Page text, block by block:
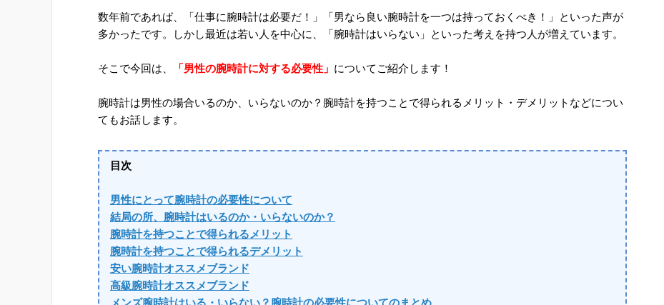
数年前であれば、「仕事に腕時計は必要だ！」「男なら良い腕時計を一つは持っておくべき！」といった声が
多かったです。しかし最近は若い人を中心に、「腕時計はいらない」といった考えを持つ人が増えています。
そこで今回は、 「男性の腕時計に対する必要性」 についてご紹介します！
腕時計は男性の場合いるのか、いらないのか？腕時計を持つことで得られるメリット・デメリットなどについ
てもお話します。
目次
男性にとって腕時計の必要性について
結局の所、腕時計はいるのか・いらないのか？
腕時計を持つことで得られるメリット
腕時計を持つことで得られるデメリット
安い腕時計オススメブランド
高級腕時計オススメブランド
メンズ腕時計はいる・いらない？腕時計の必要性についてのまとめ